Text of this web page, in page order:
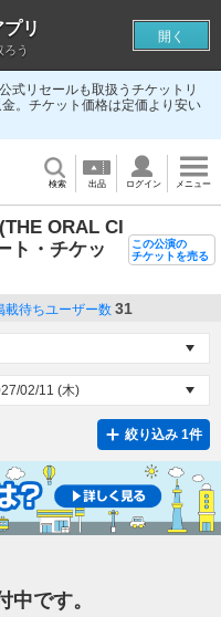
式リセールも取扱うチケットリ
。チケット価格は定価より安い
検索 出品 ログイン メニュー
ORAL CI
ト・チケッ
この公演の
チケットを売る
載待ちユーザー数 31
絞り込み 1件
中です。
リ
う
開く